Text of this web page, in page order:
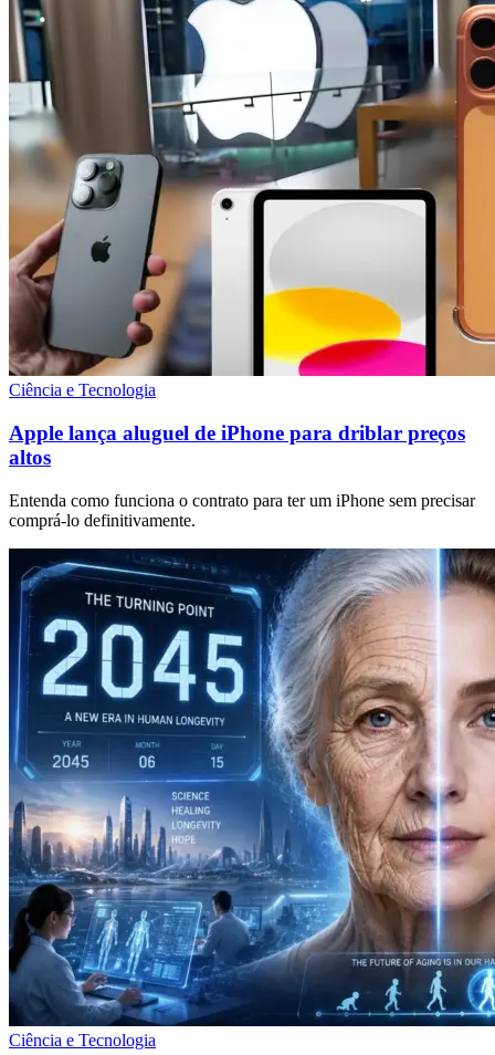
Ciência e Tecnologia
Apple lança aluguel de iPhone para driblar preços
altos
Entenda como funciona o contrato para ter um iPhone sem precisar
comprá-lo definitivamente.
Ciência e Tecnologia